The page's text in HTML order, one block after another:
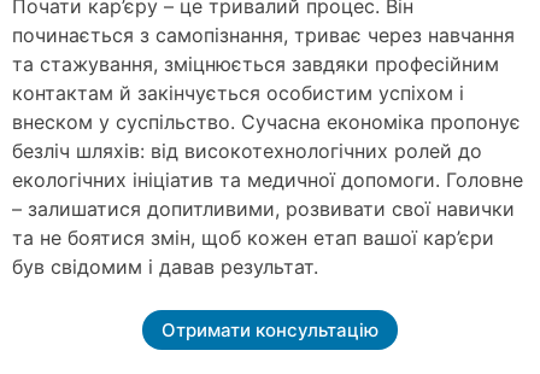
Почати кар’єру – це тривалий процес. Він
починається з самопізнання, триває через навчання
та стажування, зміцнюється завдяки професійним
контактам й закінчується особистим успіхом і
внеском у суспільство. Сучасна економіка пропонує
безліч шляхів: від високотехнологічних ролей до
екологічних ініціатив та медичної допомоги. Головне
– залишатися допитливими, розвивати свої навички
та не боятися змін, щоб кожен етап вашої кар’єри
був свідомим і давав результат.
Отримати консультацію